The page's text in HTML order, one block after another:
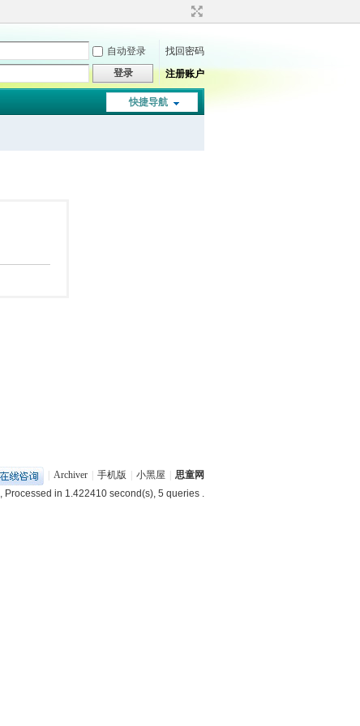
自动登录
找回密码
登录 注册账户
快捷导航
Archiver 手机版 小黑屋
思童网
, Processed in 1.422410 second(s), 5 queries .